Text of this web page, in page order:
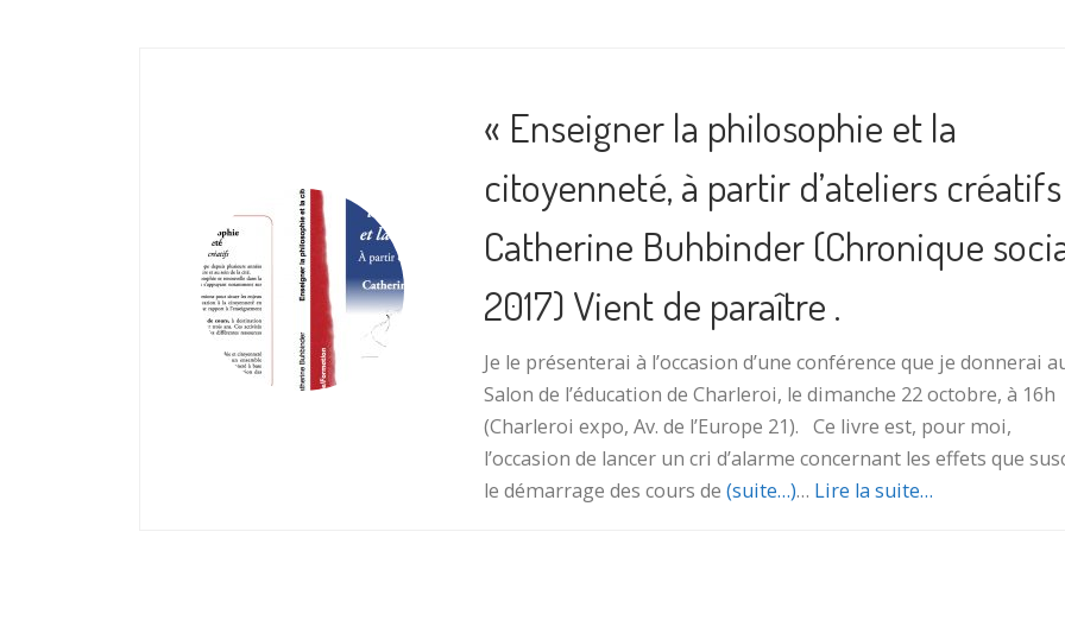
« Enseigner la philosophie et la
citoyenneté, à partir d’ateliers créatifs
Catherine Buhbinder (Chronique
2017) Vient de paraître .
Je le présenterai à l’occasion d’une conférence que je donnerai
Salon de l’éducation de Charleroi, le dimanche 22 octobre, à 16h
(Charleroi expo, Av. de l’Europe 21). Ce livre est, pour moi,
l’occasion de lancer un cri d’alarme concernant les effets que
le démarrage des cours de (suite…)… Lire la suite…